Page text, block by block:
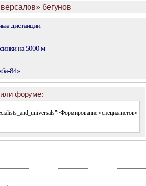
бегунов
дистанции
на 5000 м
84»
или форуме: